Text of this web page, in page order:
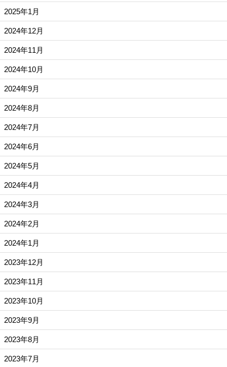
2025年1月
2024年12月
2024年11月
2024年10月
2024年9月
2024年8月
2024年7月
2024年6月
2024年5月
2024年4月
2024年3月
2024年2月
2024年1月
2023年12月
2023年11月
2023年10月
2023年9月
2023年8月
2023年7月